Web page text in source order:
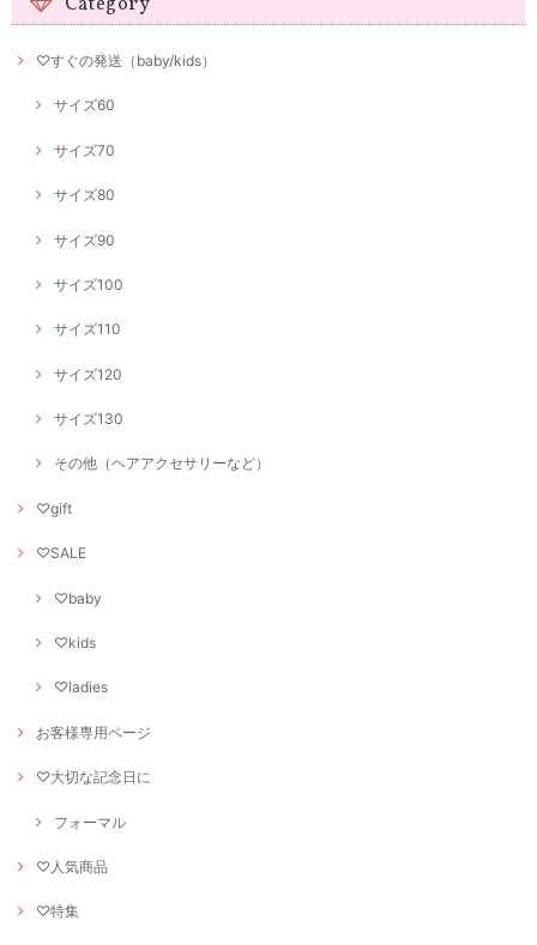
♡すぐの発送（baby/kids）
サイズ60
サイズ70
サイズ80
サイズ90
サイズ100
サイズ110
サイズ120
サイズ130
その他（ヘアアクセサリーなど）
♡gift
♡SALE
♡baby
♡kids
♡ladies
お客様専用ページ
♡大切な記念日に
フォーマル
♡人気商品
♡特集